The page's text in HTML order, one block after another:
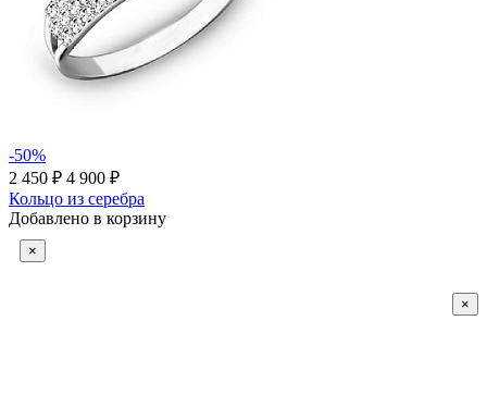
-50%
2 450 ₽ 4 900 ₽
Кольцо из серебра
Добавлено в корзину
×
×